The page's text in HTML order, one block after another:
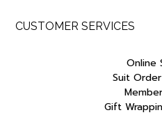
CUSTOMER SERVICES
Online
Suit
Gift